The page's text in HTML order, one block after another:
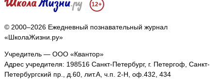
12+
© 2000–2026 Ежедневный познавательный журнал
«ШколаЖизни.ру»
Учредитель — ООО «Квантор»
Адрес учредителя: 198516 Санкт-Петербург, г. Петергоф, Санкт-
Петербургский пр., д.60, лит.А, ч.п. 2-Н, оф.432, 434